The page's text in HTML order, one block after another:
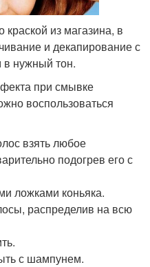
из магазина, в
и декапирование с
нужный тон.
при смывке
воспользоваться
взять любое
подогрев его с
ложками коньяка.
распределив на всю
с шампунем.